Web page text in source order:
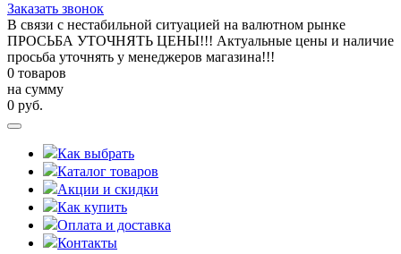
Заказать звонок
В связи с нестабильной ситуацией на валютном рынке
ПРОСЬБА УТОЧНЯТЬ ЦЕНЫ!!! Актуальные цены и наличие
просьба уточнять у менеджеров магазина!!!
0 товаров
на сумму
0 руб.
Как выбрать
Каталог товаров
Акции и скидки
Как купить
Оплата и доставка
Контакты